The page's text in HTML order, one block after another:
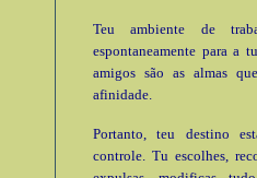
Teu ambiente de
espontaneamente para a
amigos são as almas
afinidade.
Portanto, teu destino
controle. Tu escolhes,